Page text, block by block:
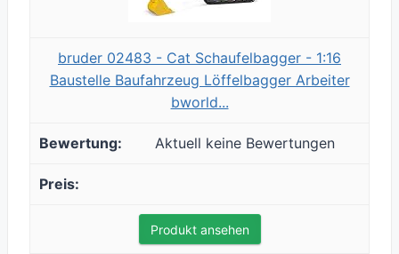
bruder 02483 - Cat Schaufelbagger - 1:16
Baustelle Baufahrzeug Löffelbagger Arbeiter
bworld...
Aktuell keine Bewertungen
Produkt ansehen